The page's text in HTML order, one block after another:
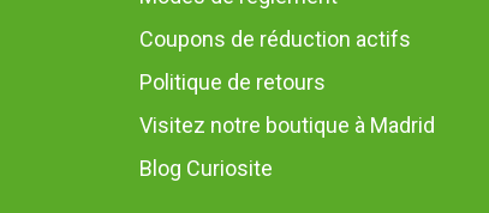
Coupons de réduction actifs
Politique de retours
Visitez notre boutique à Madrid
Blog Curiosite